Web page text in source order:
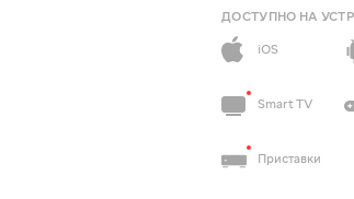
ДОСТУПНО НА
iOS
Smart TV
Приставки